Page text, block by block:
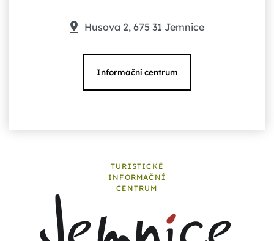
Husova 2, 675 31 Jemnice
Informační centrum
TURISTICKÉ
INFORMAČNÍ
CENTRUM